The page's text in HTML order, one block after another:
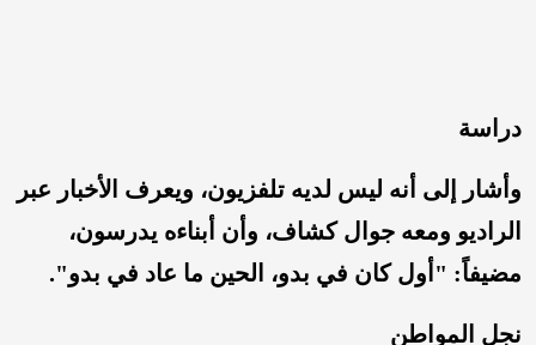
دراسة
وأشار إلى أنه ليس لديه تلفزيون، ويعرف الأخبار عبر
الراديو ومعه جوال كشاف، وأن أبناءه يدرسون،
مضيفاً: "أول كان في بدو، الحين ما عاد في بدو".
نجل المواطن